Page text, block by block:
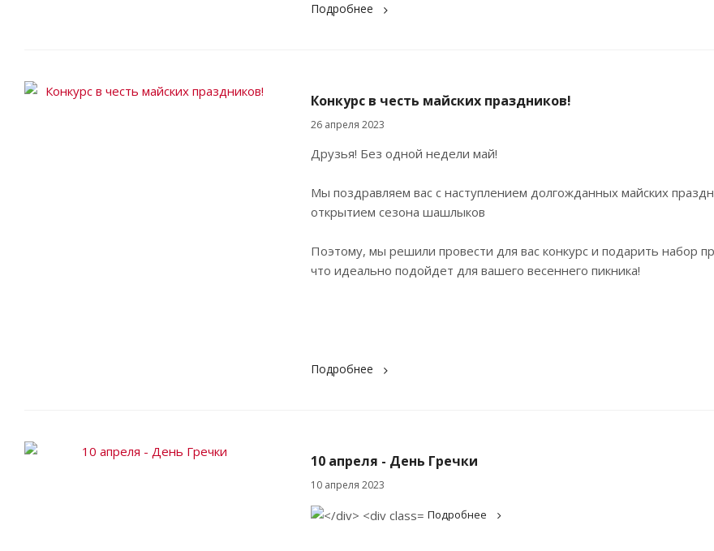
Подробнее
Конкурс в честь майских праздников!
26 апреля 2023
Друзья! Без одной недели май!
Мы поздравляем вас с наступлением долгожданных майских
открытием сезона шашлыков
Поэтому, мы решили провести для вас конкурс и подарить набор
что идеально подойдет для вашего весеннего пикника!
Подробнее
10 апреля - День Гречки
10 апреля 2023
Подробнее